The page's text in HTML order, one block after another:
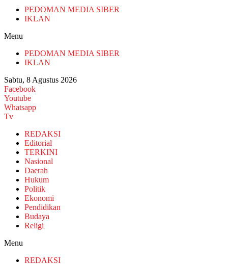
PEDOMAN MEDIA SIBER
IKLAN
Menu
PEDOMAN MEDIA SIBER
IKLAN
Sabtu, 8 Agustus 2026
Facebook
Youtube
Whatsapp
Tv
REDAKSI
Editorial
TERKINI
Nasional
Daerah
Hukum
Politik
Ekonomi
Pendidikan
Budaya
Religi
Menu
REDAKSI